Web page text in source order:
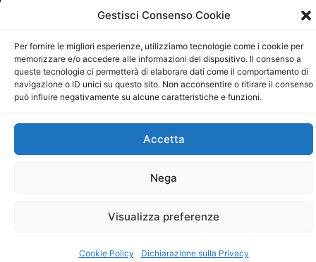
Gestisci Consenso Cookie
Per fornire le migliori esperienze, utilizziamo tecnologie come i cookie per
memorizzare e/o accedere alle informazioni del dispositivo. Il consenso a
queste tecnologie ci permetterà di elaborare dati come il comportamento di
navigazione o ID unici su questo sito. Non acconsentire o ritirare il consenso
può influire negativamente su alcune caratteristiche e funzioni.
Accetta
Nega
Visualizza preferenze
Cookie Policy Dichiarazione sulla Privacy
Sito gestito daLa Digitale srl–info@ladigitale.it